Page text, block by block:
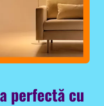
perfectă cu